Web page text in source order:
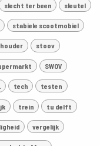
slecht ter been sleutel
stabiele scootmobiel
stoov
SWOV
tech testen
trein tu delft
vergelijk